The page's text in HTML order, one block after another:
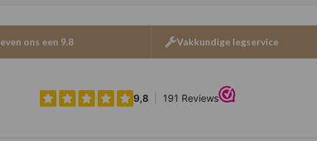
ons een 9.8 Vakkundige legservice